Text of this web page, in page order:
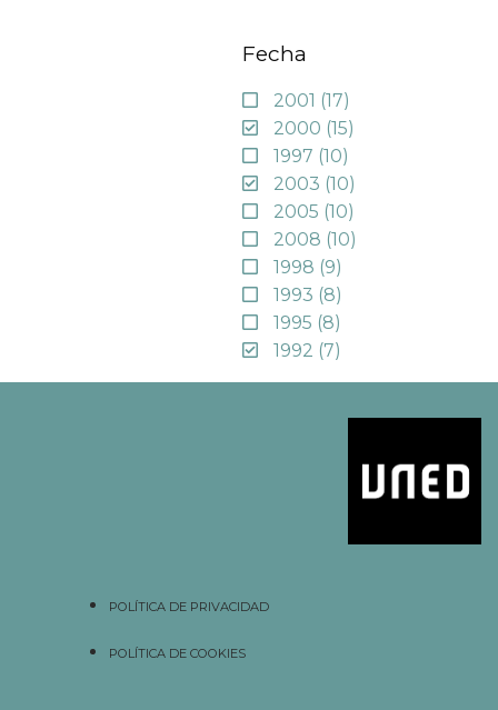
Fecha
2001 (17)
2000 (15)
1997 (10)
2003 (10)
2005 (10)
2008 (10)
1998 (9)
1993 (8)
1995 (8)
1992 (7)
POLÍTICA DE PRIVACIDAD
POLÍTICA DE COOKIES